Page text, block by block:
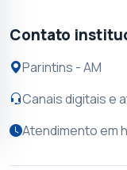
Contato
Parintins - AM
Canais digitais e
Atendimento em